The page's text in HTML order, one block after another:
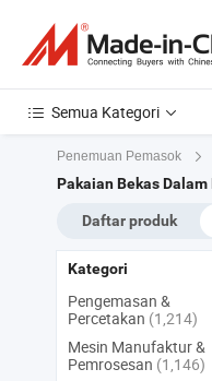
Semua Kategori
Penemuan Pemasok
Pakaian Bekas Dalam
Daftar produk
Kategori
Pengemasan &
Percetakan (1,214)
Mesin Manufaktur &
Pemrosesan (1,146)